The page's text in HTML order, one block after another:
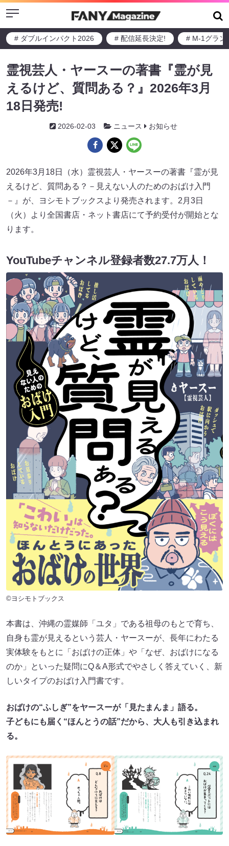
Menu
# ダブルインパクト2026 # 配信延長決定! # M-1グラン
霊視芸人・ヤースーの著書『霊が見
えるけど、質問ある？』2026年3月
18日発売!
2026-02-03 ニュース お知らせ
2026年3月18日（水）霊視芸人・ヤースーの著書『霊が見
えるけど、質問ある？－見えない人のためのおばけ入門
－』が、ヨシモトブックスより発売されます。2月3日
（火）より全国書店・ネット書店にて予約受付が開始とな
ります。
YouTubeチャンネル登録者数27.7万人！
©ヨシモトブックス
本書は、沖縄の霊媒師「ユタ」である祖母のもとで育ち、
自身も霊が見えるという芸人・ヤースーが、長年にわたる
実体験をもとに「おばけの正体」や「なぜ、おばけになる
のか」といった疑問にQ＆A形式でやさしく答えていく、新
しいタイプのおばけ入門書です。
おばけの“ふしぎ”をヤースーが「見たまんま」語る。
子どもにも届く“ほんとうの話”だから、大人も引き込まれ
る。